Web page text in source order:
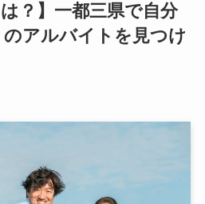
は？】一都三県で自分
アルバイトを見つけ